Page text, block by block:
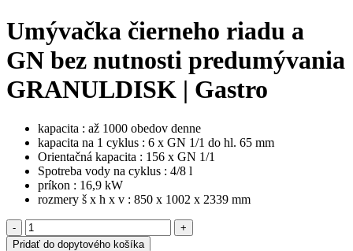
Umývačka čierneho riadu a
GN bez nutnosti predumývania
GRANULDISK | Gastro
kapacita : až 1000 obedov denne
kapacita na 1 cyklus : 6 x GN 1/1 do hl. 65 mm
Orientačná kapacita : 156 x GN 1/1
Spotreba vody na cyklus : 4/8 l
príkon : 16,9 kW
rozmery š x h x v : 850 x 1002 x 2339 mm
Pridať do dopytového košíka